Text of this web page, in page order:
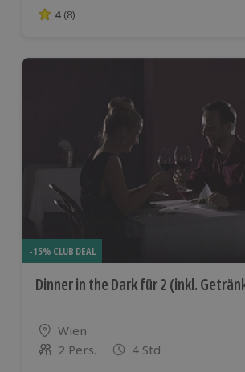
4 von 5 Sternen basierend auf 8
4 (8)
-15% CLUB DEAL
Dinner in the Dark für 2 (inkl.
Standort
Wien
Anzahl der Teilnehmer
2 Pers. 4 Std